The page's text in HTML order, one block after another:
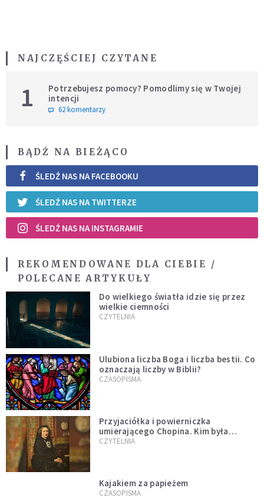
NAJCZĘŚCIEJ CZYTANE
1
Potrzebujesz pomocy? Pomodlimy się w Twojej
intencji
62 komentarzy
BĄDŹ NA BIEŻĄCO
ŚLEDŹ NAS NA FACEBOOKU
ŚLEDŹ NAS NA TWITTERZE
ŚLEDŹ NAS NA INSTAGRAMIE
REKOMENDOWANE DLA CIEBIE /
POLECANE ARTYKUŁY
Do wielkiego światła idzie się przez
wielkie ciemności
CZYTELNIA
Ulubiona liczba Boga i liczba bestii. Co
oznaczają liczby w Biblii?
CZASOPISMA
Przyjaciółka i powierniczka
umierającego Chopina. Kim była
Marcelina Czartoryska?
CZYTELNIA
Kajakiem za papieżem
CZASOPISMA